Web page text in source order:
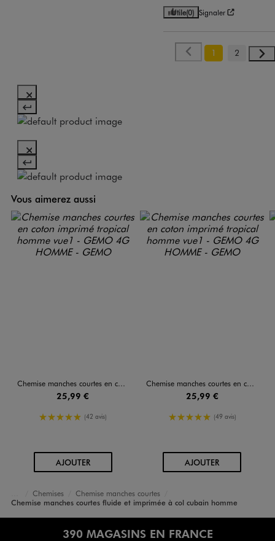
Utile(0) Signaler
1 2
Vous aimerez aussi
Chemise manches courtes en coton imprimé tropical homme
25,99 €
5/5 de moyenne
(42 avis)
AJOUTERAU PANIER
Chemise manches courtes en coton imprimé tropical homme
25,99 €
5/5 de moyenne
(49 avis)
AJOUTERAU PANIER
Accueil
Homme
Vêtements
Chemises
Chemise manches courtes
Chemise manches courtes fluide et imprimée à col cubain homme
390 MAGASINS EN FRANCE